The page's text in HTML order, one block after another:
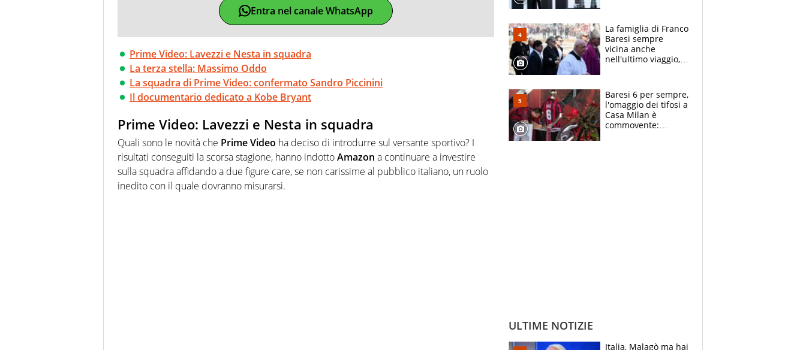
Entra nel canale WhatsApp
Prime Video: Lavezzi e Nesta in squadra
La terza stella: Massimo Oddo
La squadra di Prime Video: confermato Sandro Piccinini
Il documentario dedicato a Kobe Bryant
Prime Video: Lavezzi e Nesta in squadra
Quali sono le novità che Prime Video ha deciso di introdurre sul versante sportivo? I
risultati conseguiti la scorsa stagione, hanno indottoAmazon a continuare a investire
sulla squadra affidando a due figure care, se non carissime al pubblico italiano, un ruolo
inedito con il quale dovranno misurarsi.
La famiglia di Franco
Baresi sempre
vicina anche
nell'ultimo viaggio,
circondati
dall'affetto dei tifosi
Baresi 6 per sempre,
l'omaggio dei tifosi a
Casa Milan è
commovente:
ULTIME NOTIZIE
Italia, Malagò ma hai